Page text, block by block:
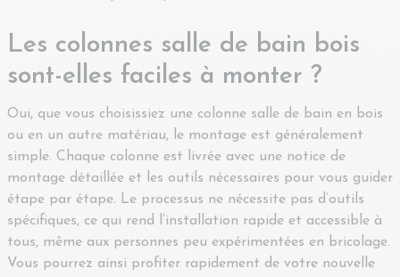
Les colonnes salle de bain bois
sont-elles faciles à monter ?
Oui, que vous choisissiez une colonne salle de bain en bois
ou en un autre matériau, le montage est généralement
simple. Chaque colonne est livrée avec une notice de
montage détaillée et les outils nécessaires pour vous guider
étape par étape. Le processus ne nécessite pas d’outils
spécifiques, ce qui rend l’installation rapide et accessible à
tous, même aux personnes peu expérimentées en bricolage.
Vous pourrez ainsi profiter rapidement de votre nouvelle